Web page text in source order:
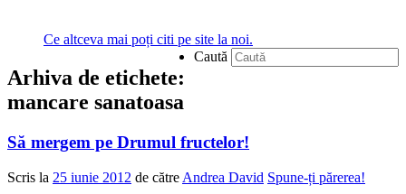
Ce altceva mai poți citi pe site la noi.
Caută
Arhiva de etichete:
mancare sanatoasa
Să mergem pe Drumul fructelor!
Scris la 25 iunie 2012 de către Andrea David Spune-ți părerea!